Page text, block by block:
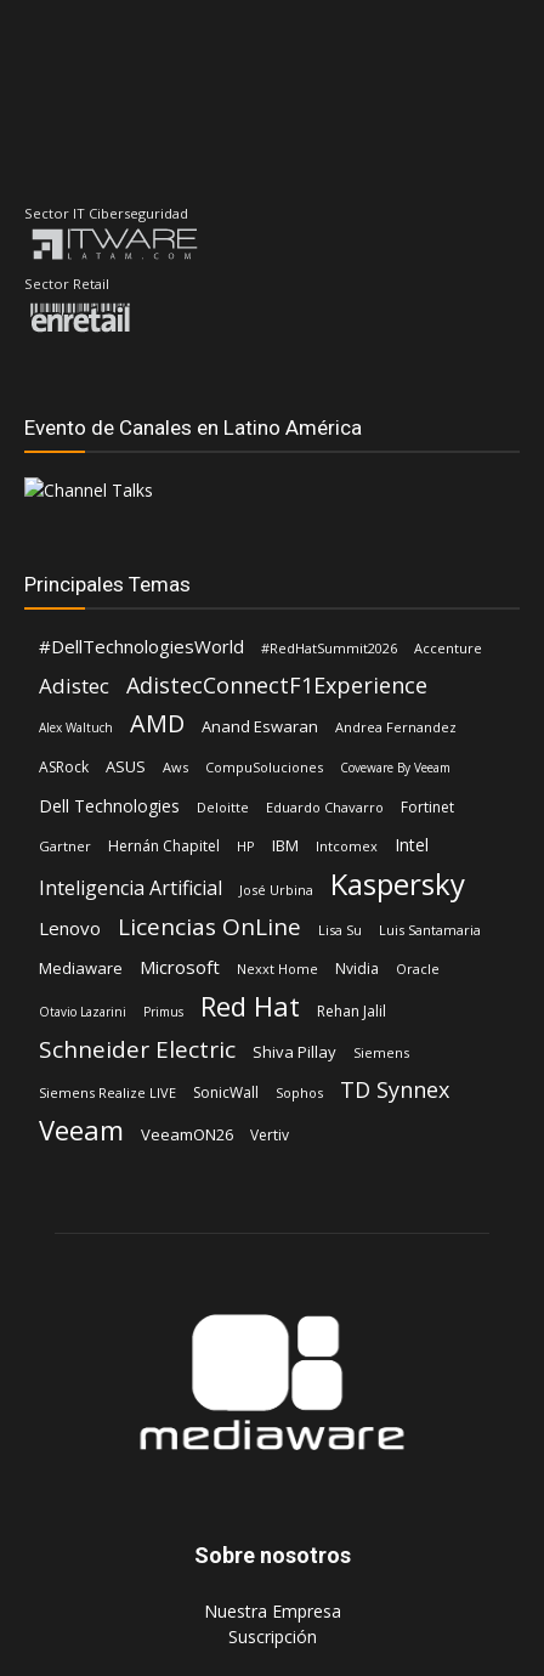
Sector IT Ciberseguridad
Sector Retail
Evento de Canales en Latino América
Principales Temas
#DellTechnologiesWorld #RedHatSummit2026 Accenture
Adistec AdistecConnectF1Experience
Alex Waltuch AMD Anand Eswaran Andrea Fernandez
ASRock ASUS Aws CompuSoluciones Coveware By Veeam
Dell Technologies Deloitte Eduardo Chavarro Fortinet
Gartner Hernán Chapitel HP IBM Intcomex Intel
Inteligencia Artificial José Urbina Kaspersky
Lenovo Licencias OnLine Lisa Su Luis Santamaria
Mediaware Microsoft Nexxt Home Nvidia Oracle
Otavio Lazarini Primus Red Hat Rehan Jalil
Schneider Electric Shiva Pillay Siemens
Siemens Realize LIVE SonicWall Sophos TD Synnex
Veeam VeeamON26 Vertiv
Sobre nosotros
‎Nuestra Empresa
‎Suscripción